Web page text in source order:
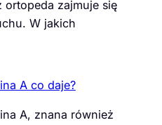
ortopeda zajmuje się
W jakich
A co daje?
A, znana również